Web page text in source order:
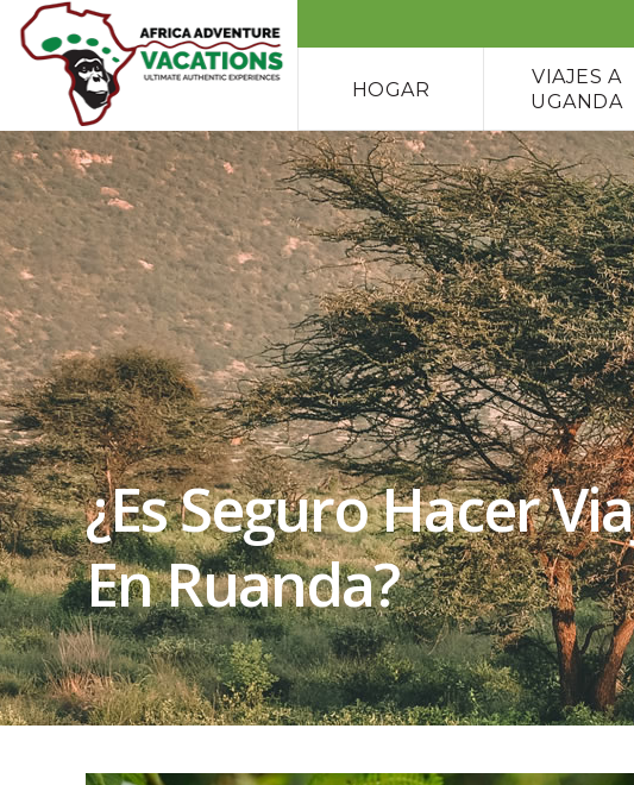
HOGAR
VIAJES A
UGANDA
¿Es Seguro Hacer
En Ruanda?